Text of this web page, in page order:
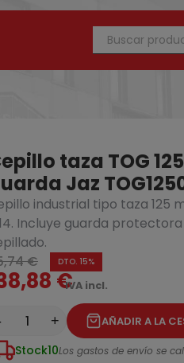
taza TOG
Jaz
industrial tipo taza 125
Incluye guarda
€
DTO. 15%
€IVA incl.
+ AÑADIR A LA
Stock10Los gastos de envío se
para DCM200 Dewalt